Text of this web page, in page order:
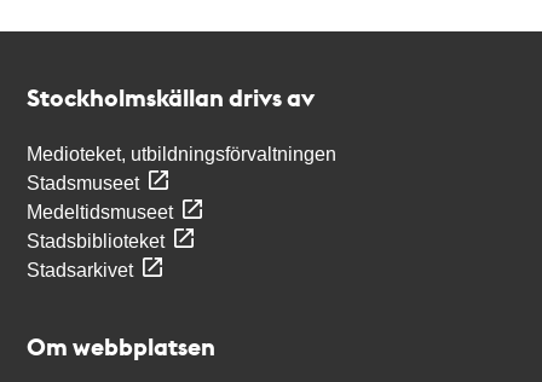
Stockholmskällan drivs av
Medioteket, utbildningsförvaltningen
Stadsmuseet
Medeltidsmuseet
Stadsbiblioteket
Stadsarkivet
Om webbplatsen